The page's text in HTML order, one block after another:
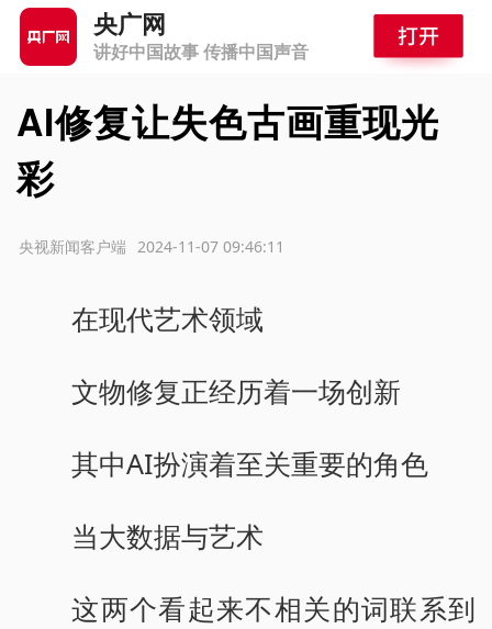
央广网
讲好中国故事 传播中国声音
AI修复让失色古画重现光
彩
2024-11-07 09:46:11
央视新闻客户端
在现代艺术领域
文物修复正经历着一场创新
其中AI扮演着至关重要的角色
当大数据与艺术
这两个看起来不相关的词联系到